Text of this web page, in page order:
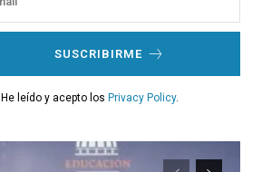
SUSCRIBIRME
He leído y acepto los Privacy Policy.